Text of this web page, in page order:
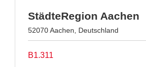
StädteRegion Aachen
52070 Aachen, Deutschland
B1.311